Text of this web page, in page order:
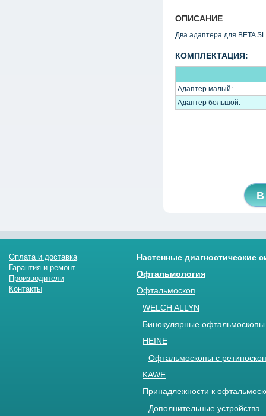
ОПИСАНИЕ
Два адаптера для BETA
КОМПЛЕКТАЦИЯ:
Адаптер малый:
Адаптер большой:
В
Оплата и доставка
Гарантия и ремонт
Производители
Контакты
Настенные диагностические
Офтальмология
Офтальмоскоп
WELCH ALLYN
Бинокулярные офтальмоскопы
HEINE
Офтальмоскопы с
KAWE
Принадлежности к
Дополнительные устройства